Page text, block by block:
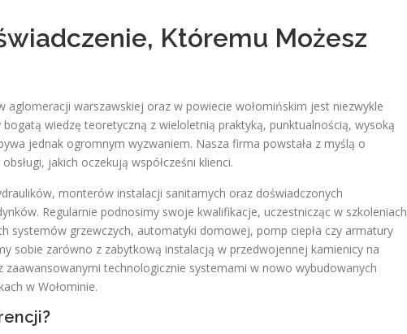
Któremu Możesz
aglomeracji warszawskiej oraz w powiecie wołomińskim jest niezwykle
wiedzę teoretyczną z wieloletnią praktyką, punktualnością, wysoką
jednak ogromnym wyzwaniem. Nasza firma powstała z myślą o
jakich oczekują współcześni klienci.
monterów instalacji sanitarnych oraz doświadczonych
Regularnie podnosimy swoje kwalifikacje, uczestnicząc w szkoleniach
systemów grzewczych, automatyki domowej, pomp ciepła czy armatury
sobie zarówno z zabytkową instalacją w przedwojennej kamienicy na
zaawansowanymi technologicznie systemami w nowo wybudowanych
w Wołominie.